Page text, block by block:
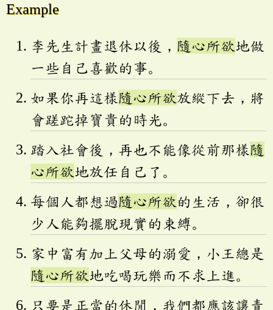
Example
李先生計畫退休以後， 隨心所欲地做
一些自己喜歡的事。
如果你再這樣隨心所欲放縱下去，將
會蹉跎掉寶貴的時光。
踏入社會後，再也不能像從前那樣隨
心所欲地放任自己了。
每個人都想過隨心所欲 的生活，卻很
少人能夠擺脫現實的束縛。
家中富有加上父母的溺愛，小王總是
隨心所欲地吃喝玩樂而不求上進。
只要是正當的休閒，我們都應該讓青